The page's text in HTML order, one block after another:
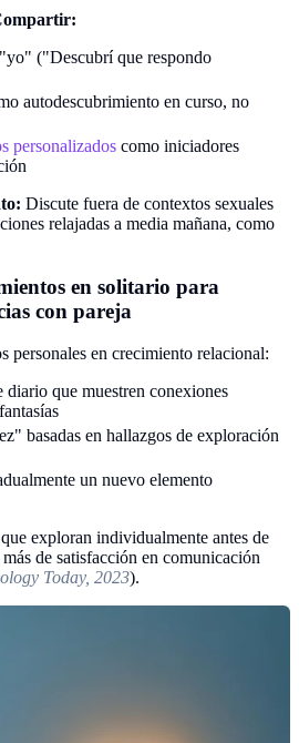
("Descubrí que respondo
autodescubrimiento en curso, no
personalizados como iniciadores
Discute fuera de contextos sexuales
relajadas a media mañana, como
en solitario para
con pareja
personales en crecimiento relacional:
diario que muestren conexiones
basadas en hallazgos de exploración
un nuevo elemento
exploran individualmente antes de
de satisfacción en comunicación
Today, 2023).